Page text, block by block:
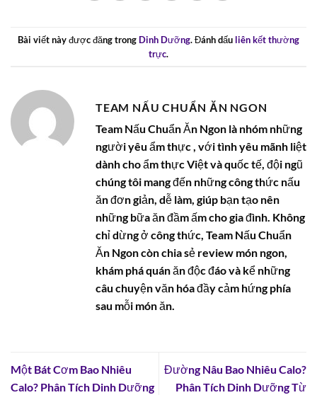
Bài viết này được đăng trong Dinh Dưỡng. Đánh dấu liên kết thường
trực.
TEAM NẤU CHUẨN ĂN NGON
Team Nấu Chuẩn Ăn Ngon là nhóm những
người yêu ẩm thực , với tình yêu mãnh liệt
dành cho ẩm thực Việt và quốc tế, đội ngũ
chúng tôi mang đến những công thức nấu
ăn đơn giản, dễ làm, giúp bạn tạo nên
những bữa ăn đầm ấm cho gia đình. Không
chỉ dừng ở công thức, Team Nấu Chuẩn
Ăn Ngon còn chia sẻ review món ngon,
khám phá quán ăn độc đáo và kể những
câu chuyện văn hóa đầy cảm hứng phía
sau mỗi món ăn.
Một Bát Cơm Bao Nhiêu
Calo? Phân Tích Dinh Dưỡng
Đường Nâu Bao Nhiêu Calo?
Phân Tích Dinh Dưỡng Từ